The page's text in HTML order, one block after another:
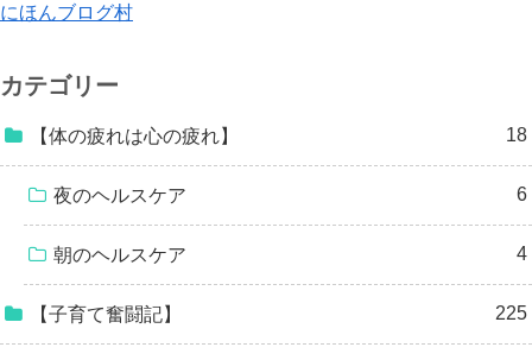
にほんブログ村
カテゴリー
【体の疲れは心の疲れ】 18
夜のヘルスケア 6
朝のヘルスケア 4
【子育て奮闘記】 225